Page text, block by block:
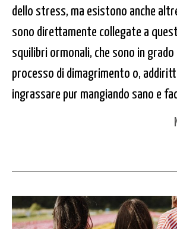
dello stress, ma esistono anche
sono direttamente collegate a
squilibri ormonali, che sono in
processo di dimagrimento o,
ingrassare pur mangiando sano e